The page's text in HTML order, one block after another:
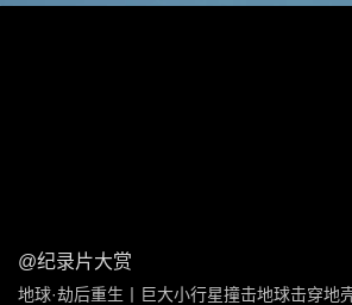
@纪录片大赏
地球·劫后重生丨巨大小行星撞击地球击穿地